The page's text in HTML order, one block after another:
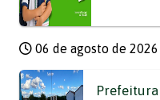
06 de agosto de 2026